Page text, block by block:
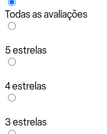
Todas as avaliações
5 estrelas
4 estrelas
3 estrelas